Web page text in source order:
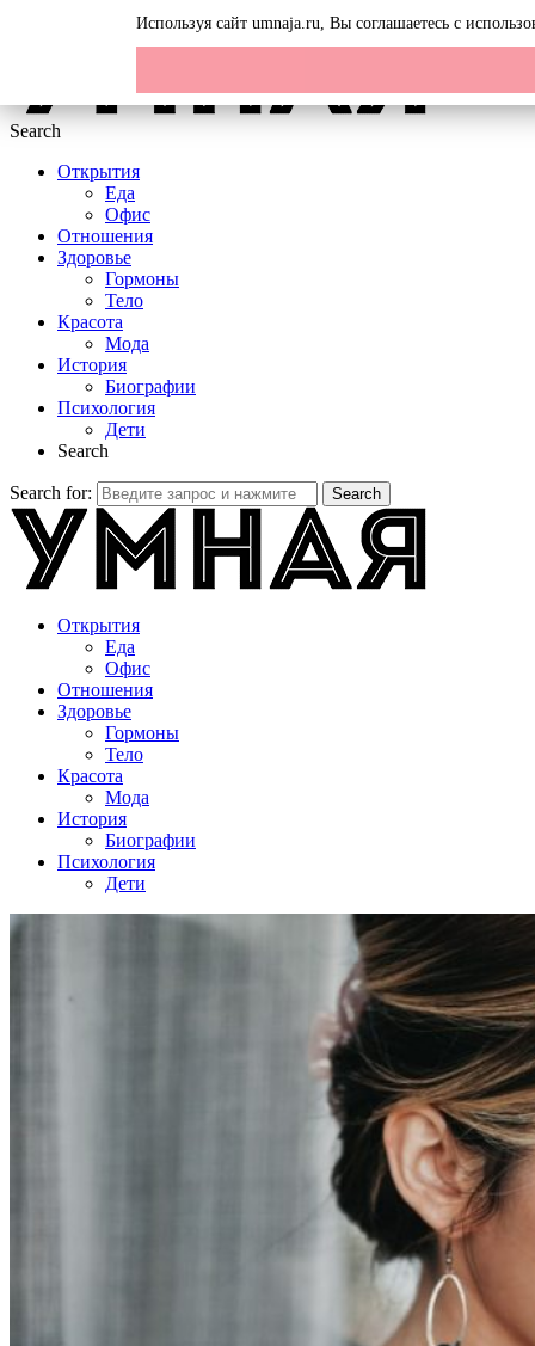
Search
Открытия
Еда
Офис
Отношения
Здоровье
Гормоны
Тело
Красота
Мода
История
Биографии
Психология
Дети
Search
Search for: Search
Открытия
Еда
Офис
Отношения
Здоровье
Гормоны
Тело
Красота
Мода
История
Биографии
Психология
Дети
Используя сайт umnaja.ru, Вы соглашаетесь с